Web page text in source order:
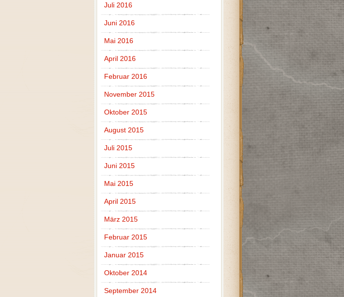
Juli 2016
Juni 2016
Mai 2016
April 2016
Februar 2016
November 2015
Oktober 2015
August 2015
Juli 2015
Juni 2015
Mai 2015
April 2015
März 2015
Februar 2015
Januar 2015
Oktober 2014
September 2014